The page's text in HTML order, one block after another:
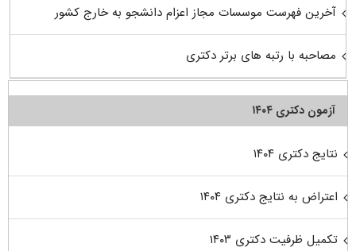
آخرین فهرست موسسات مجاز اعزام دانشجو به خارج کشور
مصاحبه با رتبه های برتر دکتری
آزمون دکتری ۱۴۰۴
نتایج دکتری ۱۴۰۴
اعتراض به نتایج دکتری ۱۴۰۴
تکمیل ظرفیت دکتری ۱۴۰۳